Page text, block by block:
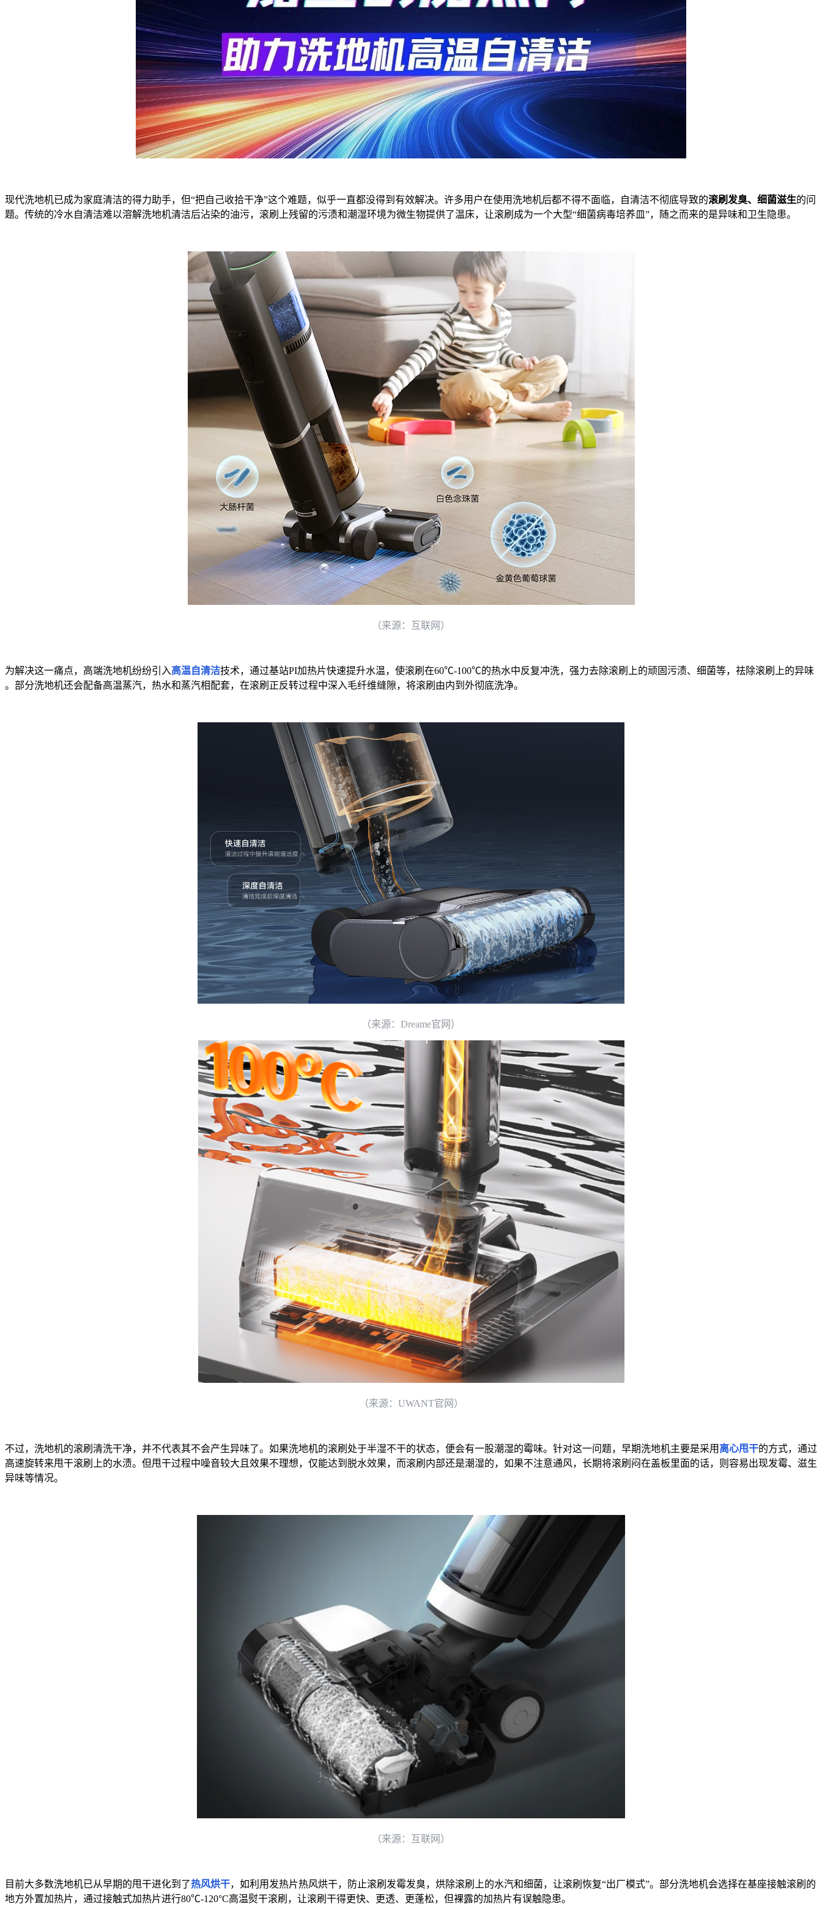
现代洗地机已成为家庭清洁的得力助手，但“把自己收拾干净”这个难题，似乎一直都没得到有效解决。许多用户在使用洗地机后都不得不面临，自清洁不彻底导致的滚刷发臭、细菌滋生的问
题。传统的冷水自清洁难以溶解洗地机清洁后沾染的油污，滚刷上残留的污渍和潮湿环境为微生物提供了温床，让滚刷成为一个大型“细菌病毒培养皿”，随之而来的是异味和卫生隐患。
（来源：互联网）
为解决这一痛点，高端洗地机纷纷引入高温自清洁技术，通过基站PI加热片快速提升水温，使滚刷在60℃-100℃的热水中反复冲洗，强力去除滚刷上的顽固污渍、细菌等，祛除滚刷上的异味
。部分洗地机还会配备高温蒸汽，热水和蒸汽相配套，在滚刷正反转过程中深入毛纤维缝隙，将滚刷由内到外彻底洗净。
（来源：Dreame官网）
（来源：UWANT官网）
不过，洗地机的滚刷清洗干净，并不代表其不会产生异味了。如果洗地机的滚刷处于半湿不干的状态，便会有一股潮湿的霉味。针对这一问题，早期洗地机主要是采用 离心甩干的方式，通过
高速旋转来甩干滚刷上的水渍。但甩干过程中噪音较大且效果不理想，仅能达到脱水效果，而滚刷内部还是潮湿的，如果不注意通风，长期将滚刷闷在盖板里面的话，则容易出现发霉、滋生
异味等情况。
（来源：互联网）
目前大多数洗地机已从早期的甩干进化到了热风烘干，如利用发热片热风烘干，防止滚刷发霉发臭，烘除滚刷上的水汽和细菌，让滚刷恢复“出厂模式”。部分洗地机会选择在基座接触滚刷的
地方外置加热片，通过接触式加热片进行80℃-120°C高温熨干滚刷，让滚刷干得更快、更透、更蓬松，但裸露的加热片有误触隐患。